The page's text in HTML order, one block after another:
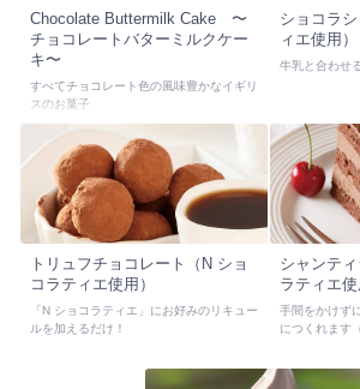
Chocolate Buttermilk Cake 〜
チョコレートバターミルクケー
キ〜
すべてチョコレート色の風味豊かなイギリ
スのお菓子
ショコラ
ィエ使用）
牛乳と合わせ
トリュフチョコレート（N ショ
コラティエ使用）
「N ショコラティエ」にお好みのリキュー
ルを加えるだけ！
シャンテ
ラティエ使
手間をかけず
につくれます